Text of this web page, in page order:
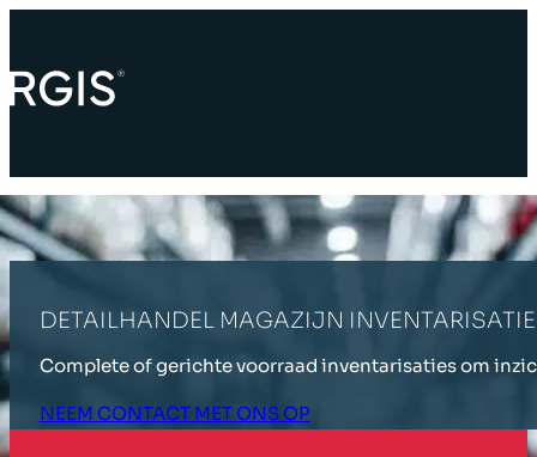
DETAILHANDEL MAGAZIJN INVENTARISATIE
Complete of gerichte voorraad inventarisaties om
NEEM CONTACT MET ONS OP